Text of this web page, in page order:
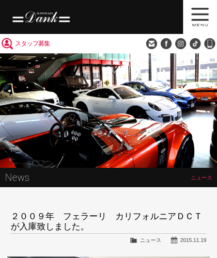
スタッフ募集
News ニュース
２００９年 フェラーリ カリフォルニアＤＣＴ
が入庫致しました。
2015.11.19
ニュース